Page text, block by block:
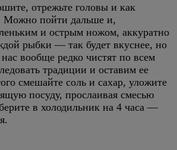
отрежьте головы и как
Можно пойти дальше и,
и острым ножом, аккуратно
рыбки — так будет вкуснее, но
вообще редко чистят по всем
традиции и оставим ее
смешайте соль и сахар, уложите
посуду, прослаивая смесью
в холодильник на 4 часа —